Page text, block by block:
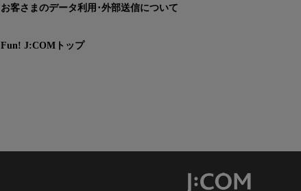
お客さまのデータ利用･外部送信について
Fun! J:COMトップ